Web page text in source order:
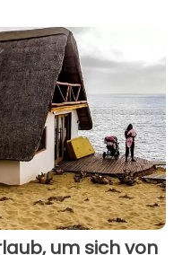
um sich von